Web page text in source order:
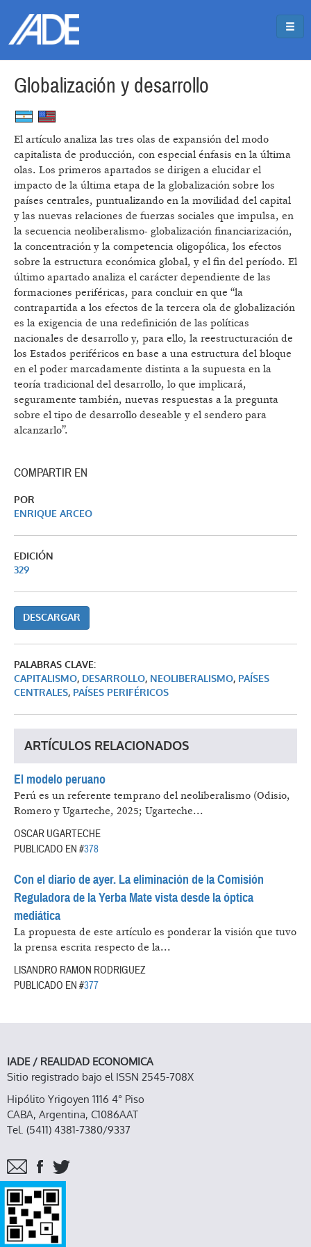
Globalización y desarrollo
El artículo analiza las tres olas de expansión del modo
capitalista de producción, con especial énfasis en la última
olas. Los primeros apartados se dirigen a elucidar el
impacto de la última etapa de la globalización sobre los
países centrales, puntualizando en la movilidad del capital
y las nuevas relaciones de fuerzas sociales que impulsa, en
la secuencia neoliberalismo- globalización financiarización,
la concentración y la competencia oligopólica, los efectos
sobre la estructura económica global, y el fin del período. El
último apartado analiza el carácter dependiente de las
formaciones periféricas, para concluir en que “la
contrapartida a los efectos de la tercera ola de globalización
es la exigencia de una redefinición de las políticas
nacionales de desarrollo y, para ello, la reestructuración de
los Estados periféricos en base a una estructura del bloque
en el poder marcadamente distinta a la supuesta en la
teoría tradicional del desarrollo, lo que implicará,
seguramente también, nuevas respuestas a la pregunta
sobre el tipo de desarrollo deseable y el sendero para
alcanzarlo”.
COMPARTIR EN
POR
ENRIQUE ARCEO
EDICIÓN
329
DESCARGAR
PALABRAS CLAVE:
CAPITALISMO, DESARROLLO, NEOLIBERALISMO, PAÍSES
CENTRALES, PAÍSES PERIFÉRICOS
ARTÍCULOS RELACIONADOS
El modelo peruano
Perú es un referente temprano del neoliberalismo (Odisio,
Romero y Ugarteche, 2025; Ugarteche...
OSCAR UGARTECHE
PUBLICADO EN #378
Con el diario de ayer. La eliminación de la Comisión
Reguladora de la Yerba Mate vista desde la óptica
mediática
La propuesta de este artículo es ponderar la visión que tuvo
la prensa escrita respecto de la...
LISANDRO RAMON RODRIGUEZ
PUBLICADO EN #377
IADE / REALIDAD ECONOMICA
Sitio registrado bajo el ISSN 2545-708X
Hipólito Yrigoyen 1116 4° Piso
CABA, Argentina, C1086AAT
Tel. (5411) 4381-7380/9337